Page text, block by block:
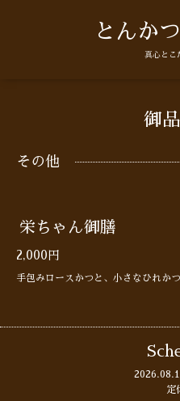
とんか
真心とこ
御
その他
栄ちゃん御膳
2,000円
手包みロースかつと、小さなひれか
定